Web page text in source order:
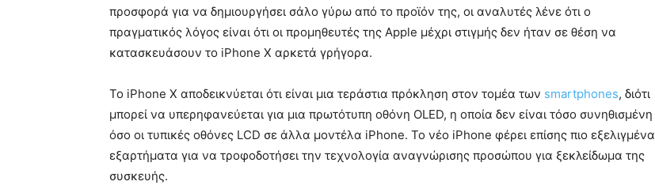
προσφορά για να δημιουργήσει σάλο γύρω από το προϊόν της, οι αναλυτές λένε ότι ο
πραγματικός λόγος είναι ότι οι προμηθευτές της Apple μέχρι στιγμής δεν ήταν σε θέση να
κατασκευάσουν το iPhone X αρκετά γρήγορα.
Το iPhone X αποδεικνύεται ότι είναι μια τεράστια πρόκληση στον τομέα των smartphones, διότι
μπορεί να υπερηφανεύεται για μια πρωτότυπη οθόνη OLED, η οποία δεν είναι τόσο συνηθισμένη
όσο οι τυπικές οθόνες LCD σε άλλα μοντέλα iPhone. Το νέο iPhone φέρει επίσης πιο εξελιγμένα
εξαρτήματα για να τροφοδοτήσει την τεχνολογία αναγνώρισης προσώπου για ξεκλείδωμα της
συσκευής.